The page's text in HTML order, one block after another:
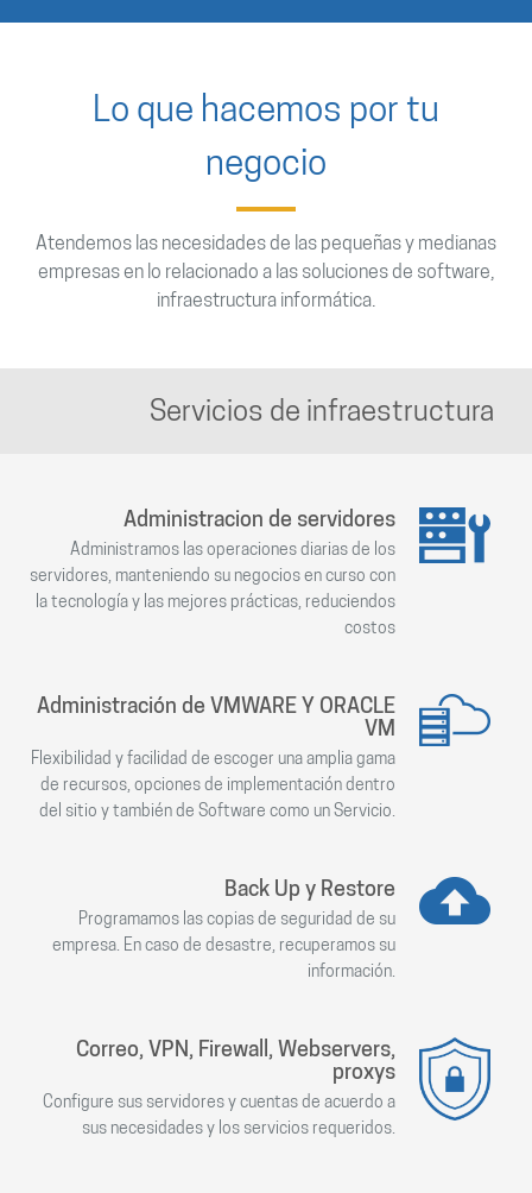
Lo que hacemos por tu
negocio
Atendemos las necesidades de las pequeñas y medianas
empresas en lo relacionado a las soluciones de software,
infraestructura informática.
Servicios de infraestructura
Administracion de servidores
Administramos las operaciones diarias de los
servidores, manteniendo su negocios en curso con
la tecnología y las mejores prácticas, reduciendos
costos
Administración de VMWARE Y ORACLE
VM
Flexibilidad y facilidad de escoger una amplia gama
de recursos, opciones de implementación dentro
del sitio y también de Software como un Servicio.
Back Up y Restore
Programamos las copias de seguridad de su
empresa. En caso de desastre, recuperamos su
información.
Correo, VPN, Firewall, Webservers,
proxys
Configure sus servidores y cuentas de acuerdo a
sus necesidades y los servicios requeridos.